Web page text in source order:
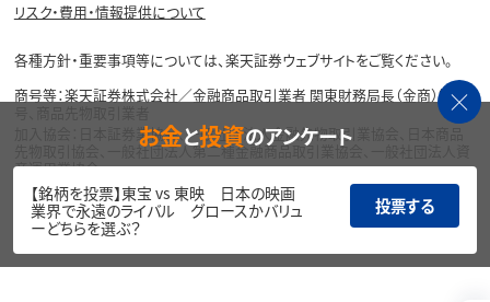
リスク・費用・情報提供について
各種方針・重要事項等については、楽天証券ウェブサイトをご覧ください。
商号等：楽天証券株式会社／金融商品取引業者 関東財務局長（金商）第195
加入協会：日本証券業協会、一般社団法人金融先物取引業協会、日本商品
先物取引協会、一般社団法人第二種金融商品取引業協会、一般社団法人資
産運用業協会
Copyright©
1999-2026 Rakuten Securities, Inc. All
Rights Reserved.
お金と投資のアンケート
【銘柄を投票】東宝 vs 東映 日本の映画
業界で永遠のライバル グロースかバリュ
ーどちらを選ぶ？
投票する